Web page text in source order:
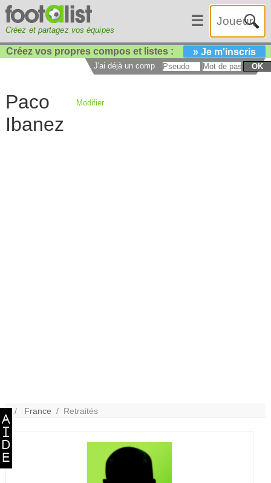
Créez et partagez vos équipes
☰
Créez vos propres compos et listes : » Je m'inscris
J'ai déjà un compte : OK
Paco
Ibanez
Modifier
/ / France / Retraités